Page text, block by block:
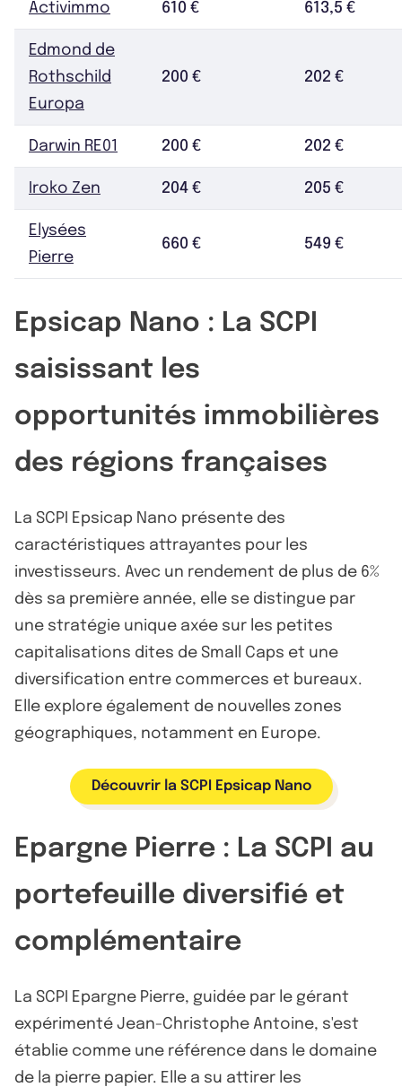
Activimmo 610 € 613,5 €
Edmond de
Rothschild
Europa
200 € 202 €
Darwin RE01 200 € 202 €
Iroko Zen 204 € 205 €
Elysées
Pierre
660 € 549 €
Epsicap Nano : La SCPI
saisissant les
opportunités immobilières
des régions françaises
La SCPI Epsicap Nano présente des
caractéristiques attrayantes pour les
investisseurs. Avec un rendement de plus de 6%
dès sa première année, elle se distingue par
une stratégie unique axée sur les petites
capitalisations dites de Small Caps et une
diversification entre commerces et bureaux.
Elle explore également de nouvelles zones
géographiques, notamment en Europe.
Découvrir la SCPI Epsicap Nano
Epargne Pierre : La SCPI au
portefeuille diversifié et
complémentaire
La SCPI Epargne Pierre, guidée par le gérant
expérimenté Jean-Christophe Antoine, s'est
établie comme une référence dans le domaine
de la pierre papier. Elle a su attirer les